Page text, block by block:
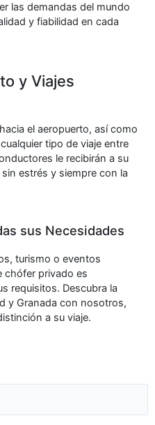
las demandas del mundo
y fiabilidad en cada
y Viajes
el aeropuerto, así como
tipo de viaje entre
le recibirán a su
estrés y siempre con la
sus Necesidades
turismo o eventos
chófer privado es
requisitos. Descubra la
y Granada con nosotros,
a su viaje.